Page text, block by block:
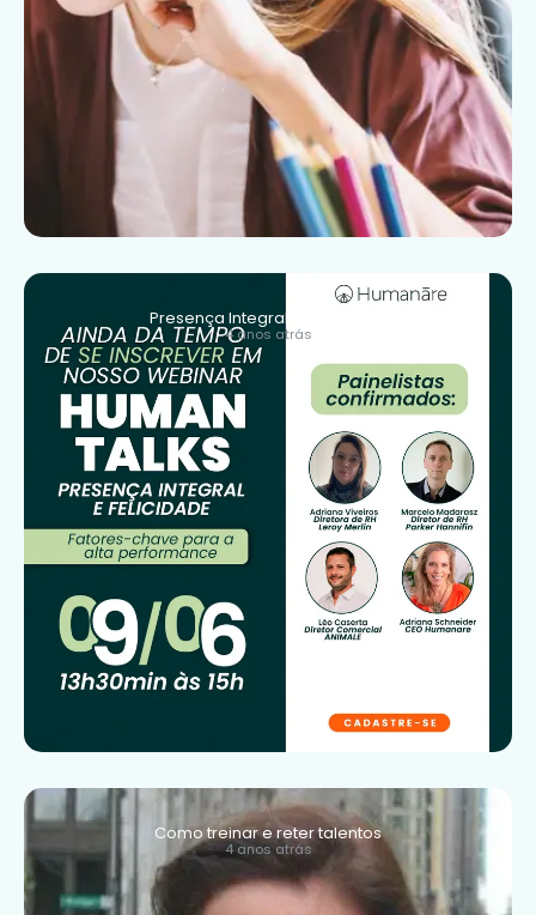
Presença Integral e Felicidade
4 anos atrás
Como treinar e reter talentos
4 anos atrás